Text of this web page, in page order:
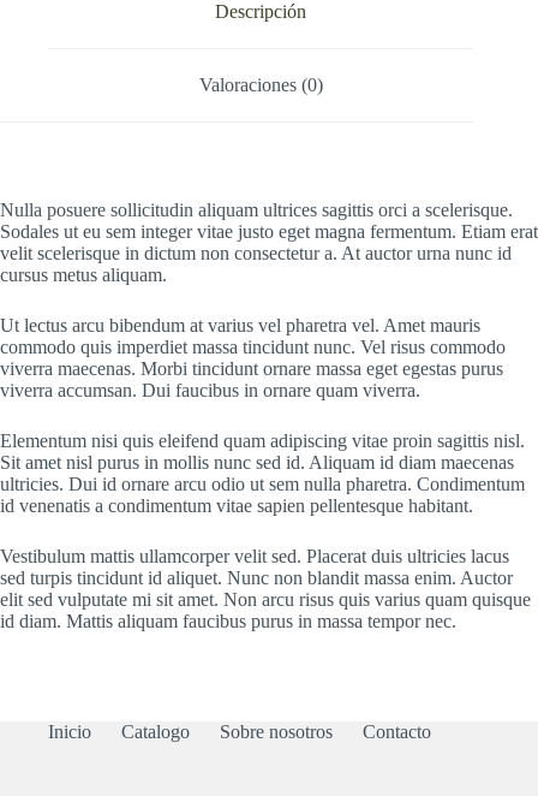
Descripción
Valoraciones (0)
Nulla posuere sollicitudin aliquam ultrices sagittis orci a scelerisque.
Sodales ut eu sem integer vitae justo eget magna fermentum. Etiam erat
velit scelerisque in dictum non consectetur a. At auctor urna nunc id
cursus metus aliquam.
Ut lectus arcu bibendum at varius vel pharetra vel. Amet mauris
commodo quis imperdiet massa tincidunt nunc. Vel risus commodo
viverra maecenas. Morbi tincidunt ornare massa eget egestas purus
viverra accumsan. Dui faucibus in ornare quam viverra.
Elementum nisi quis eleifend quam adipiscing vitae proin sagittis nisl.
Sit amet nisl purus in mollis nunc sed id. Aliquam id diam maecenas
ultricies. Dui id ornare arcu odio ut sem nulla pharetra. Condimentum
id venenatis a condimentum vitae sapien pellentesque habitant.
Vestibulum mattis ullamcorper velit sed. Placerat duis ultricies lacus
sed turpis tincidunt id aliquet. Nunc non blandit massa enim. Auctor
elit sed vulputate mi sit amet. Non arcu risus quis varius quam quisque
id diam. Mattis aliquam faucibus purus in massa tempor nec.
Inicio Catalogo Sobre nosotros Contacto